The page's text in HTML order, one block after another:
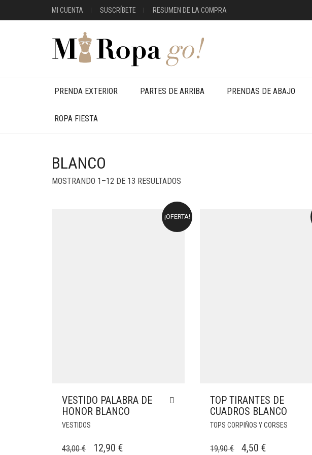
MI CUENTA SUSCRÍBETE RESUMEN DE LA COMPRA
PRENDA EXTERIOR PARTES DE ARRIBA PRENDAS DE ABAJO
ROPA FIESTA
BLANCO
MOSTRANDO 1–12 DE 13 RESULTADOS
¡OFERTA!
VESTIDO PALABRA DE
HONOR BLANCO
VESTIDOS
43,00€
EL
12,90 €EL
TOP TIRANTES DE
CUADROS BLANCO
TOPS CORPIÑOS Y CORSES
19,90€
EL
4,50€EL